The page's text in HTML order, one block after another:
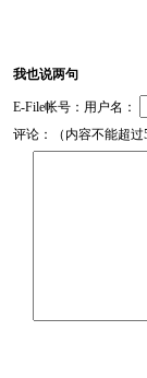
我也说两句
E-File帐号：用户名：
评论：（内容不能超过